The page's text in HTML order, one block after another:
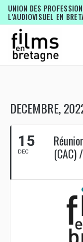
UNION DES
L’AUDIOVISUEL EN
DECEMBRE,
15
DEC
(CAC)